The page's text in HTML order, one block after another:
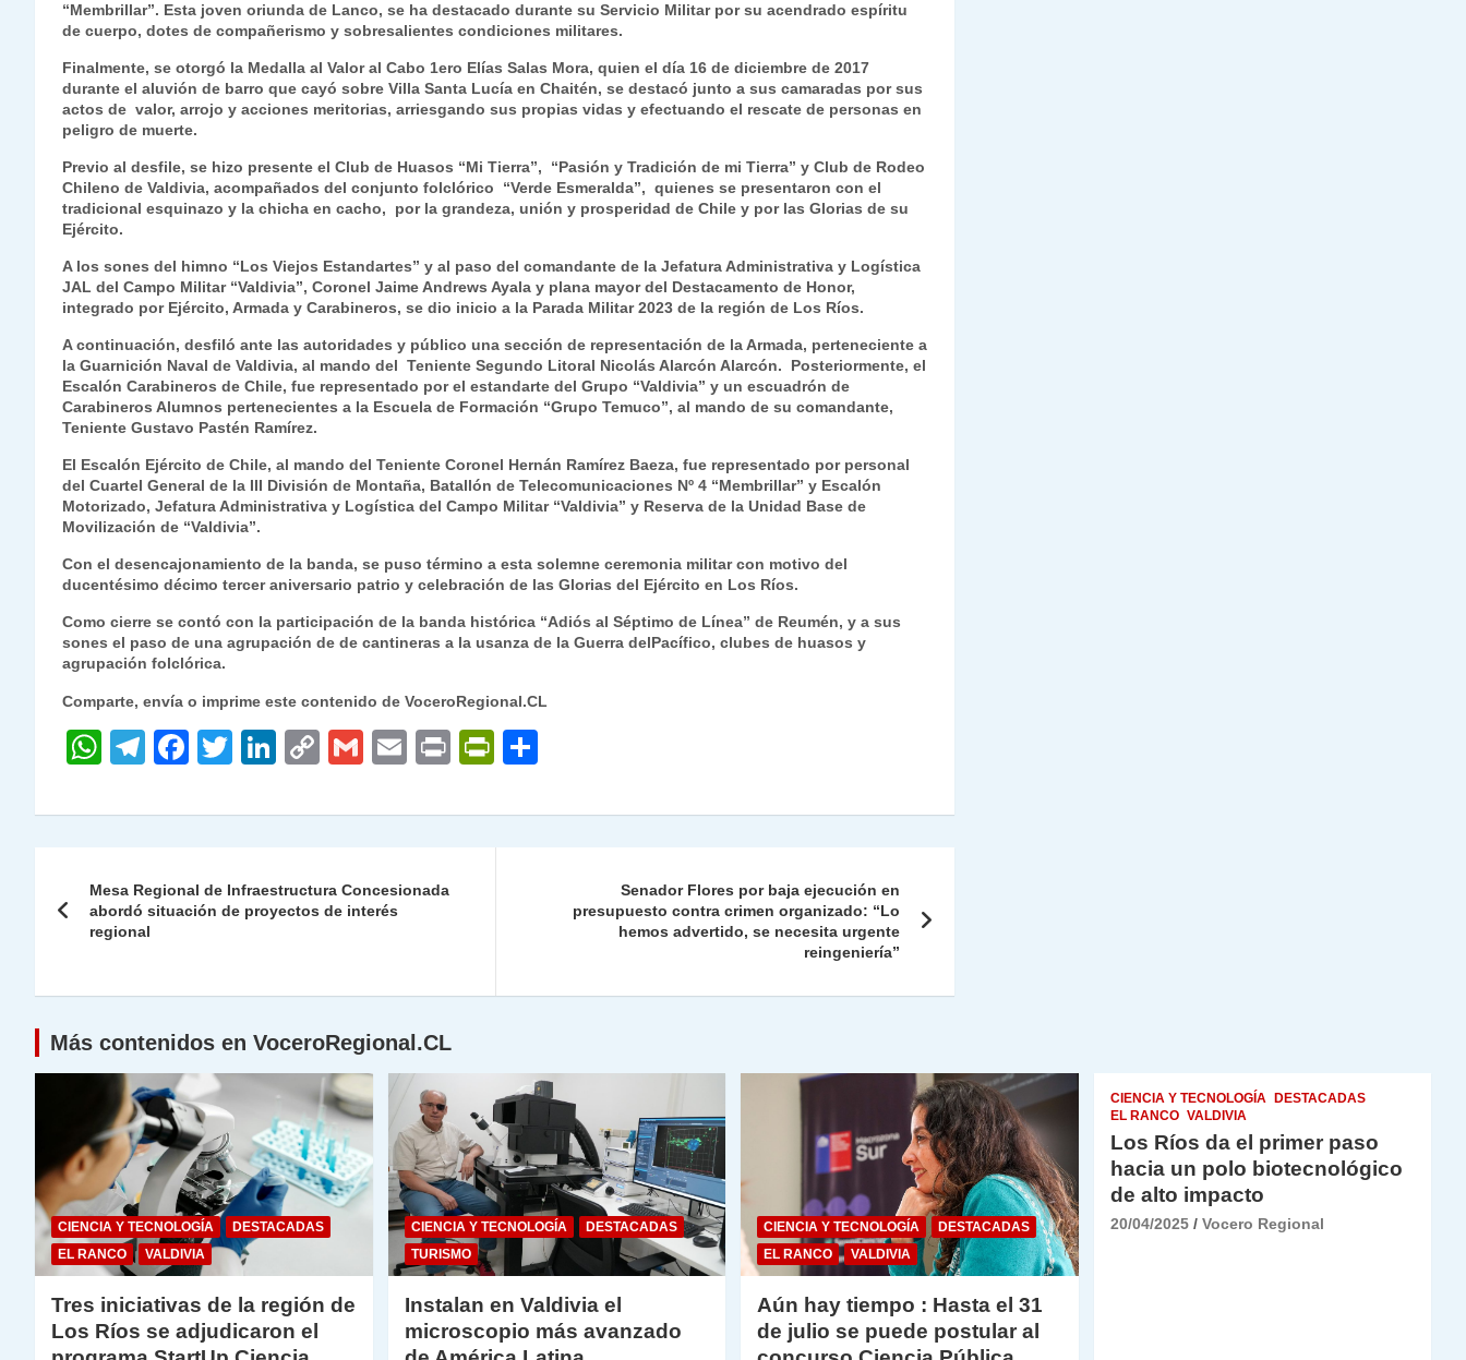
“Membrillar”. Esta joven oriunda de Lanco, se ha destacado durante su Servicio Militar por su acendrado espíritu
de cuerpo, dotes de compañerismo y sobresalientes condiciones militares.
Finalmente, se otorgó la Medalla al Valor al Cabo 1ero Elías Salas Mora, quien el día 16 de diciembre de 2017
durante el aluvión de barro que cayó sobre Villa Santa Lucía en Chaitén, se destacó junto a sus camaradas por sus
actos de valor, arrojo y acciones meritorias, arriesgando sus propias vidas y efectuando el rescate de personas en
peligro de muerte.
Previo al desfile, se hizo presente el Club de Huasos “Mi Tierra”, “Pasión y Tradición de mi Tierra” y Club de Rodeo
Chileno de Valdivia, acompañados del conjunto folclórico “Verde Esmeralda”, quienes se presentaron con el
tradicional esquinazo y la chicha en cacho, por la grandeza, unión y prosperidad de Chile y por las Glorias de su
Ejército.
A los sones del himno “Los Viejos Estandartes” y al paso del comandante de la Jefatura Administrativa y Logística
JAL del Campo Militar “Valdivia”, Coronel Jaime Andrews Ayala y plana mayor del Destacamento de Honor,
integrado por Ejército, Armada y Carabineros, se dio inicio a la Parada Militar 2023 de la región de Los Ríos.
A continuación, desfiló ante las autoridades y público una sección de representación de la Armada, perteneciente a
la Guarnición Naval de Valdivia, al mando del Teniente Segundo Litoral Nicolás Alarcón Alarcón. Posteriormente, el
Escalón Carabineros de Chile, fue representado por el estandarte del Grupo “Valdivia” y un escuadrón de
Carabineros Alumnos pertenecientes a la Escuela de Formación “Grupo Temuco”, al mando de su comandante,
Teniente Gustavo Pastén Ramírez.
El Escalón Ejército de Chile, al mando del Teniente Coronel Hernán Ramírez Baeza, fue representado por personal
del Cuartel General de la III División de Montaña, Batallón de Telecomunicaciones Nº 4 “Membrillar” y Escalón
Motorizado, Jefatura Administrativa y Logística del Campo Militar “Valdivia” y Reserva de la Unidad Base de
Movilización de “Valdivia”.
Con el desencajonamiento de la banda, se puso término a esta solemne ceremonia militar con motivo del
ducentésimo décimo tercer aniversario patrio y celebración de las Glorias del Ejército en Los Ríos.
Como cierre se contó con la participación de la banda histórica “Adiós al Séptimo de Línea” de Reumén, y a sus
sones el paso de una agrupación de de cantineras a la usanza de la Guerra delPacífico, clubes de huasos y
agrupación folclórica.
Comparte, envía o imprime este contenido de VoceroRegional.CL
W
at
A
p
T
e
a
m
F
c
b
o
k
T
itt
Li
k
dI
n
C
p
Li
n
G
ai
E
ai
P
nt
P
nt
y
m
de
Mesa Regional de Infraestructura Concesionada
abordó situación de proyectos de interés
regional
Senador Flores por baja ejecución en
presupuesto contra crimen organizado: “Lo
hemos advertido, se necesita urgente
reingeniería”
Más contenidos en VoceroRegional.CL
CIENCIA Y TECNOLOGÍA
DESTACADAS
EL RANCO
VALDIVIA
Tres iniciativas de la región de
Los Ríos se adjudicaron el
CIENCIA Y TECNOLOGÍA
DESTACADAS
TURISMO
Instalan en Valdivia el
microscopio más avanzado
CIENCIA Y TECNOLOGÍA
DESTACADAS
EL RANCO
VALDIVIA
Aún hay tiempo : Hasta el 31
de julio se puede postular al
CIENCIA Y TECNOLOGÍA
DESTACADAS
EL RANCO VALDIVIA
Los Ríos da el primer paso
hacia un polo biotecnológico
de alto impacto
20/04/2025 Vocero Regional